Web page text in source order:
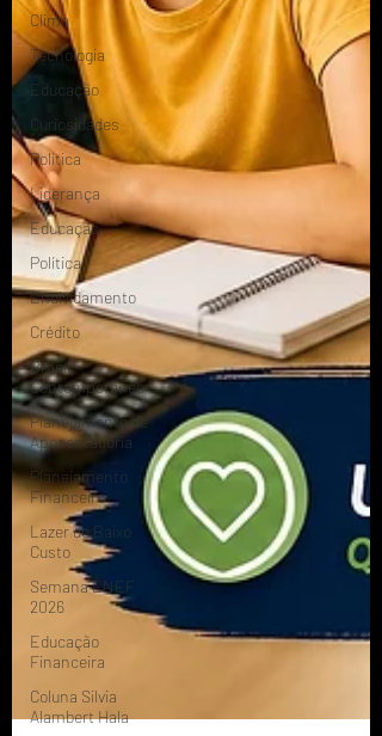
Clima
Tecnologia
Educação
Curiosidades
Política
Liderança
Educação
Política
Endividamento
Crédito
Brasil
Contemporâneo
Planejamento de
Aposentadoria
Planejamento
Financeiro
Lazer de Baixo
Custo
Semana ENEF
2026
Educação
Financeira
Coluna Silvia
Alambert Hala